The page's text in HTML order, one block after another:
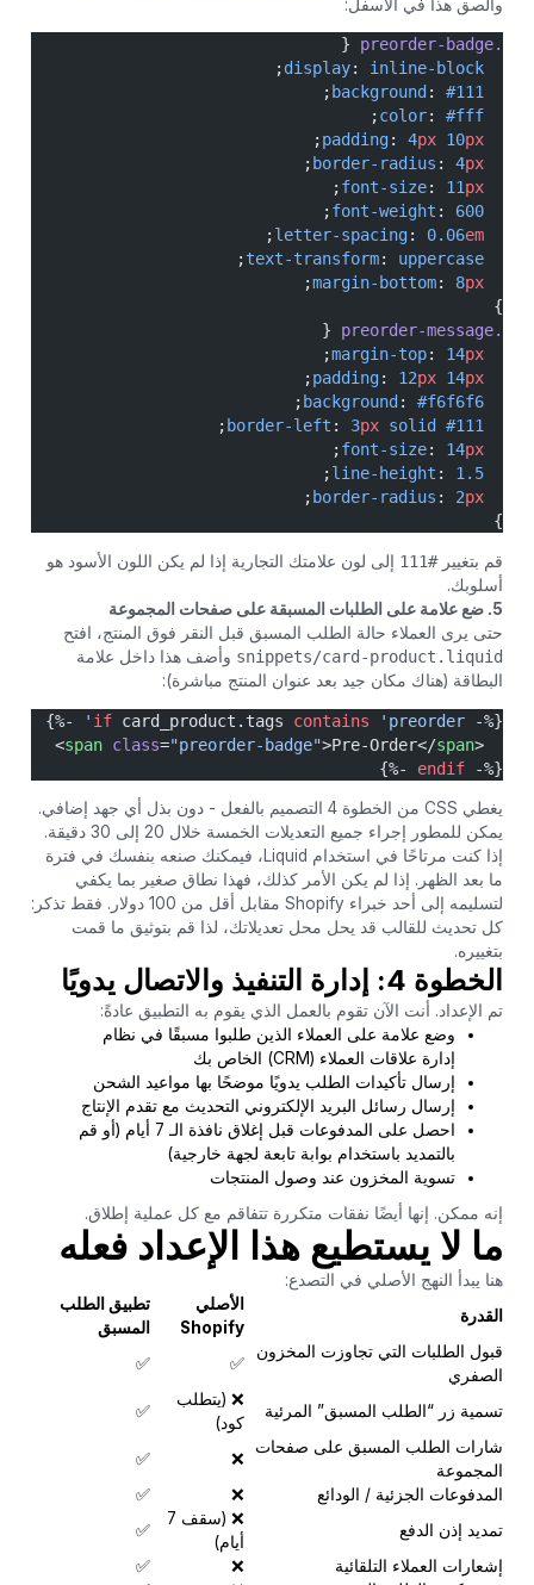
والصق هذا في الأسفل:
.preorder-badge
{
: inline-block
;
: #111
;
: #fff
;
: 4px 10px
;
: 4px
;
: 11px
;
: 600
;
: 0.06em
;
: uppercase
;
: 8px
;
}
.preorder-message
{
: 14px
;
: 12px 14px
;
: #f6f6f6
;
: 3px solid #111
;
: 14px
;
: 1.5
;
: 2px
;
}
قم بتغيير#111
إلى لون علامتك التجارية إذا لم يكن اللون الأسود هو
أسلوبك.
5. ضع علامة على الطلبات المسبقة على صفحات المجموعة
حتى يرى العملاء حالة الطلب المسبق قبل النقر فوق المنتج، افتح
snippets/card-product.liquid وأضف هذا داخل علامة
البطاقة (هناك مكان جيد بعد عنوان المنتج مباشرة):
{%-
if card_product.tags contains 'preorder'
-%}
  <
span class="preorder-badge">Pre-Order</span
>
{%-
endif
-%}
يغطي CSS من الخطوة 4 التصميم بالفعل - دون بذل أي جهد إضافي.
يمكن للمطور إجراء جميع التعديلات الخمسة خلال 20 إلى 30 دقيقة.
إذا كنت مرتاحًا في استخدام Liquid، فيمكنك صنعه بنفسك في فترة
ما بعد الظهر. إذا لم يكن الأمر كذلك، فهذا نطاق صغير بما يكفي
لتسليمه إلى أحد خبراء Shopify مقابل أقل من 100 دولار. فقط تذكر:
كل تحديث للقالب قد يحل محل تعديلاتك، لذا قم بتوثيق ما قمت
بتغييره.
الخطوة 4: إدارة التنفيذ والاتصال يدويًا
تم الإعداد. أنت الآن تقوم بالعمل الذي يقوم به التطبيق عادةً:
وضع علامة على العملاء الذين طلبوا مسبقًا في نظام
إدارة علاقات العملاء (CRM) الخاص بك
إرسال تأكيدات الطلب يدويًا موضحًا بها مواعيد الشحن
إرسال رسائل البريد الإلكتروني التحديث مع تقدم الإنتاج
احصل على المدفوعات قبل إغلاق نافذة الـ 7 أيام (أو قم
بالتمديد باستخدام بوابة تابعة لجهة خارجية)
تسوية المخزون عند وصول المنتجات
إنه ممكن. إنها أيضًا نفقات متكررة تتفاقم مع كل عملية إطلاق.
ما لا يستطيع هذا الإعداد فعله
هنا يبدأ النهج الأصلي في التصدع:
القدرة
الأصلي
Shopify
تطبيق الطلب
المسبق
قبول الطلبات التي تجاوزت المخزون
الصفري
✅
✅
تسمية زر “الطلب المسبق” المرئية
❌ (يتطلب
كود)
✅
شارات الطلب المسبق على صفحات
المجموعة
❌
✅
المدفوعات الجزئية / الودائع
❌
✅
تمديد إذن الدفع
❌ (سقف 7
أيام)
✅
إشعارات العملاء التلقائية
❌
✅